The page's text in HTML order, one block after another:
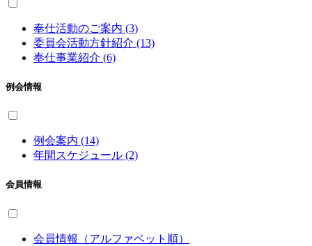
奉仕活動のご案内 (3)
委員会活動方針紹介 (13)
奉仕事業紹介 (6)
例会情報
例会案内 (14)
年間スケジュール (2)
会員情報
会員情報（アルファベット順）